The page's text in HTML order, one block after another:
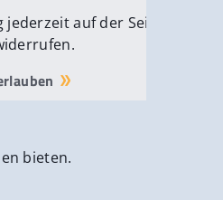
auf der Seite
bieten.